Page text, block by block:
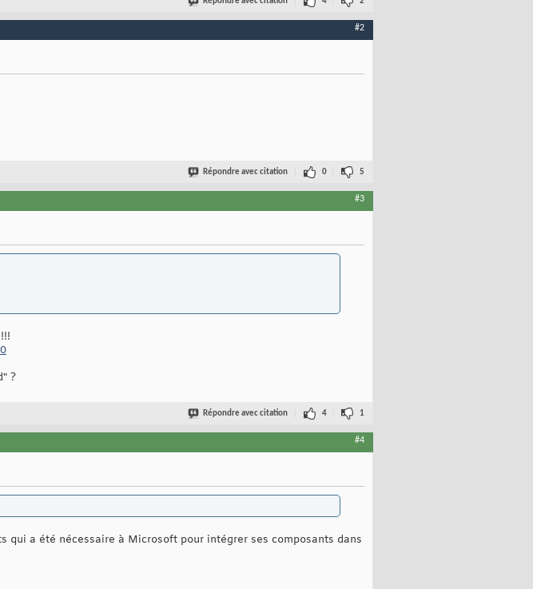
#2
Répondre avec citation 0 5
#3
?
Répondre avec citation 4 1
#4
a été nécessaire à Microsoft pour intégrer ses composants dans